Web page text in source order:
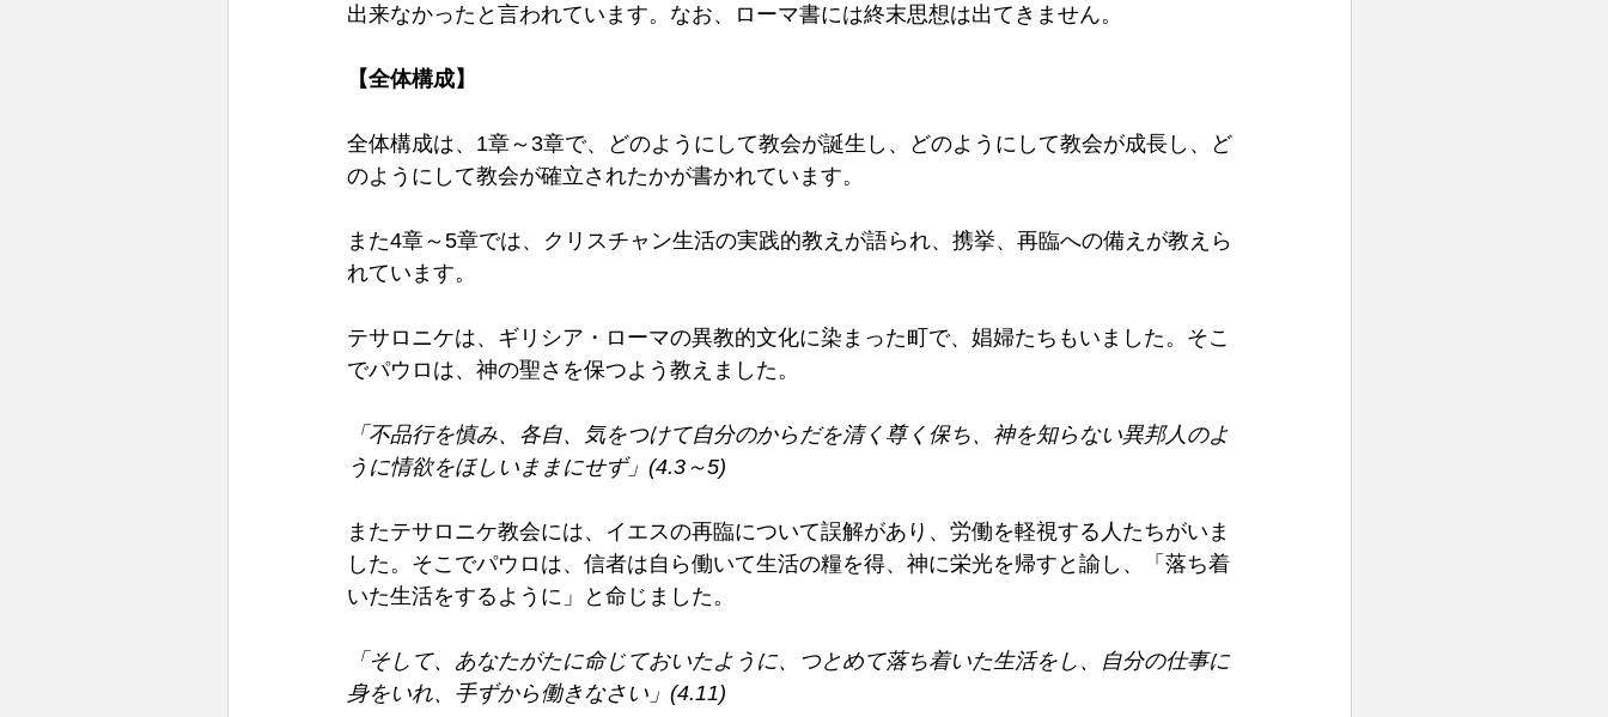
出来なかったと言われています。なお、ローマ書には終末思想は出てきません。
【全体構成】
全体構成は、1章～3章で、どのようにして教会が誕生し、どのようにして教会が成長し、ど
のようにして教会が確立されたかが書かれています。
また4章～5章では、クリスチャン生活の実践的教えが語られ、携挙、再臨への備えが教えら
れています。
テサロニケは、ギリシア・ローマの異教的文化に染まった町で、娼婦たちもいました。そこ
でパウロは、神の聖さを保つよう教えました。
「不品行を慎み、各自、気をつけて自分のからだを清く尊く保ち、神を知らない異邦人のよ
うに情欲をほしいままにせず」(4.3～5)
またテサロニケ教会には、イエスの再臨について誤解があり、労働を軽視する人たちがいま
した。そこでパウロは、信者は自ら働いて生活の糧を得、神に栄光を帰すと諭し、「落ち着
いた生活をするように」と命じました。
「そして、あなたがたに命じておいたように、つとめて落ち着いた生活をし、自分の仕事に
身をいれ、手ずから働きなさい」(4.11)